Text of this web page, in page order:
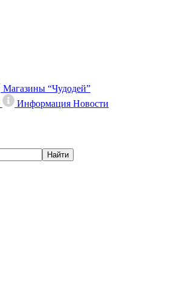
Магазины “Чудодей”
ИнформацияНовости
Найти